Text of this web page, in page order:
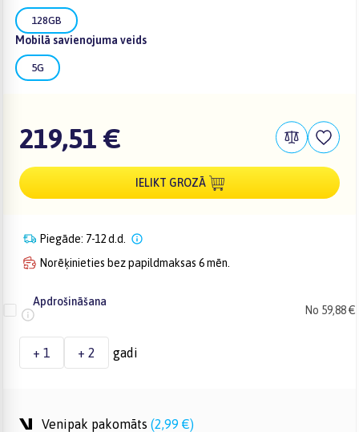
128GB
Mobilā savienojuma veids
5G
219,51 €
IELIKT GROZĀ
Piegāde: 7-12 d.d.
Norēķinieties bez papildmaksas 6 mēn.
Apdrošināšana
No 59,88 €
+ 1 + 2 gadi
Venipak pakomāts (2,99 €)